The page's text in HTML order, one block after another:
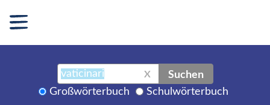
X Suchen
Großwörterbuch Schulwörterbuch